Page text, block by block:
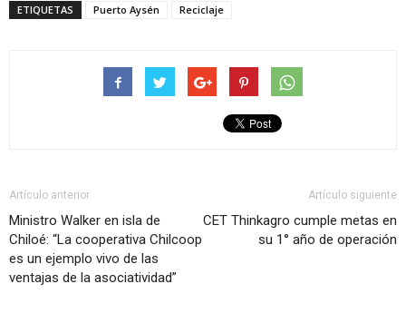
ETIQUETAS Puerto Aysén Reciclaje
Artículo anterior
Ministro Walker en isla de
Chiloé: “La cooperativa Chilcoop
es un ejemplo vivo de las
ventajas de la asociatividad”
Artículo siguiente
CET Thinkagro cumple metas en
su 1° año de operación